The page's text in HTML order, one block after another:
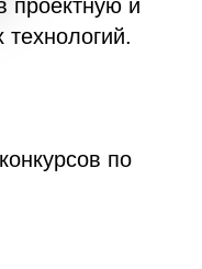
проектную и
по